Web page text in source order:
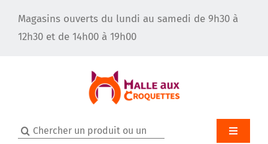
contenu
Magasins ouverts du lundi au samedi de 9h30 à
12h30 et de 14h00 à 19h00
Rechercher:
Toggle